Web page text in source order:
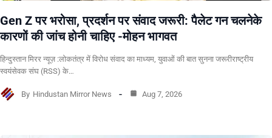
Gen Z पर भरोसा, प्रदर्शन पर संवाद जरूरी: पैलेट गन चलनेके
कारणों की जांच होनी चाहिए -मोहन भागवत
हिन्दुस्तान मिरर न्यूज़ :लोकतंत्र में विरोध संवाद का माध्यम, युवाओं की बात सुनना जरूरीराष्ट्रीय
स्वयंसेवक संघ (RSS) के…
By Hindustan Mirror News Aug 7, 2026